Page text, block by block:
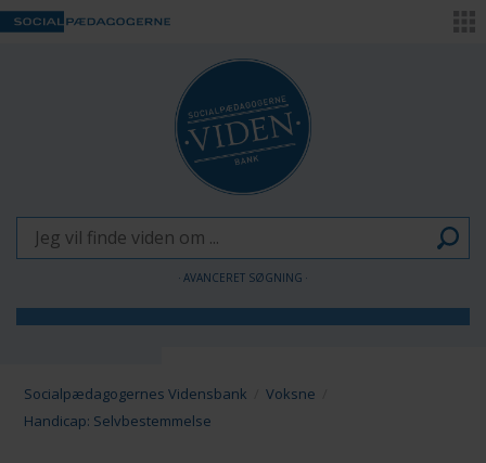
AVANCERET SØGNING
Voksne
Socialpædagogernes Vidensbank
Voksne
Handicap: Selvbestemmelse